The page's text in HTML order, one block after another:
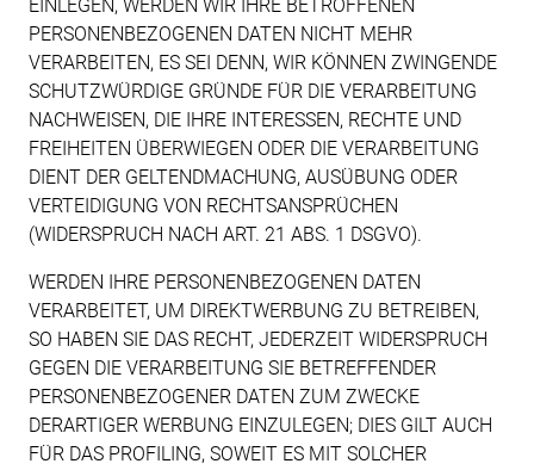
EINLEGEN, WERDEN WIR IHRE BETROFFENEN
PERSONENBEZOGENEN DATEN NICHT MEHR
VERARBEITEN, ES SEI DENN, WIR KÖNNEN ZWINGENDE
SCHUTZWÜRDIGE GRÜNDE FÜR DIE VERARBEITUNG
NACHWEISEN, DIE IHRE INTERESSEN, RECHTE UND
FREIHEITEN ÜBERWIEGEN ODER DIE VERARBEITUNG
DIENT DER GELTENDMACHUNG, AUSÜBUNG ODER
VERTEIDIGUNG VON RECHTSANSPRÜCHEN
(WIDERSPRUCH NACH ART. 21 ABS. 1 DSGVO).
WERDEN IHRE PERSONENBEZOGENEN DATEN
VERARBEITET, UM DIREKTWERBUNG ZU BETREIBEN,
SO HABEN SIE DAS RECHT, JEDERZEIT WIDERSPRUCH
GEGEN DIE VERARBEITUNG SIE BETREFFENDER
PERSONENBEZOGENER DATEN ZUM ZWECKE
DERARTIGER WERBUNG EINZULEGEN; DIES GILT AUCH
FÜR DAS PROFILING, SOWEIT ES MIT SOLCHER